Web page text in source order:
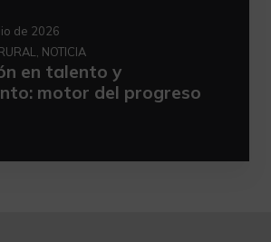
de 2026
NOTICIA
en talento y
motor del progreso